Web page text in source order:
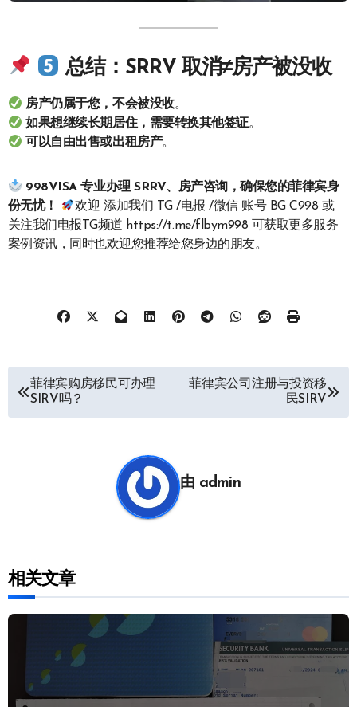
总结：SRRV 取消≠房产被没收
房产仍属于您，不会被没收。
如果想继续长期居住，需要转换其他签证。
可以自由出售或出租房产。
998VISA 专业办理 SRRV、房产咨询，确保您的菲律宾身
份无忧！
欢迎 添加我们 TG /电报 /微信 账号 BG C998 或
关注我们电报TG频道 https://t.me/flbym998 可获取更多服务
案例资讯，同时也欢迎您推荐给您身边的朋友。
菲律宾购房移民可办理
SIRV吗？
菲律宾公司注册与投资移
民SIRV
由 admin
相关文章